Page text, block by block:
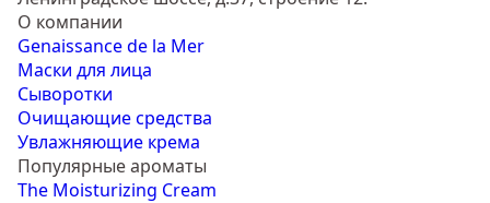
О компании
Genaissance de la Mer
Маски для лица
Сыворотки
Очищающие средства
Увлажняющие крема
Популярные ароматы
The Moisturizing Cream